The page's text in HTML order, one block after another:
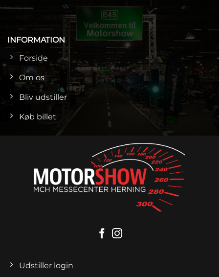
INFORMATION
Forside
Om os
Bliv udstiller
Køb billet
Udstiller login